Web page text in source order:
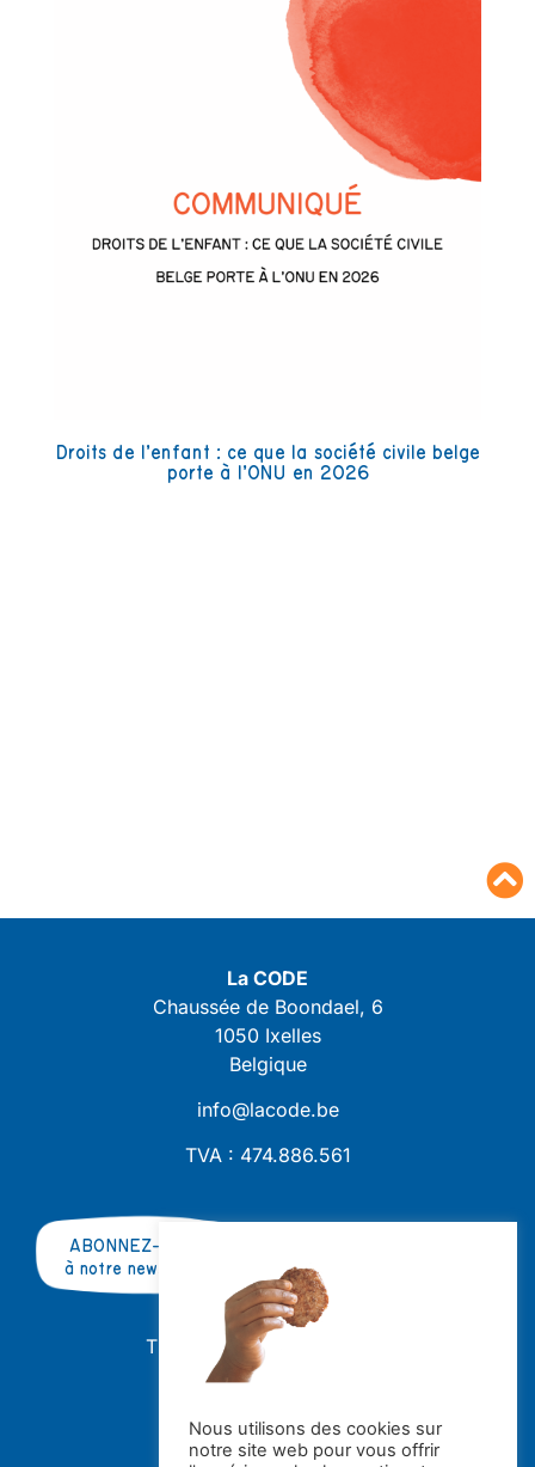
Droits de l’enfant : ce que la société civile belge
porte à l’ONU en 2026
La CODE
Chaussée de Boondael, 6
1050 Ixelles
Belgique
info@lacode.be
TVA : 474.886.561
ABONNEZ-VOUS
à notre newsletter
TRAVAILLER AVEC NOUS ?
STAGES
Nous utilisons des cookies sur
notre site web pour vous offrir